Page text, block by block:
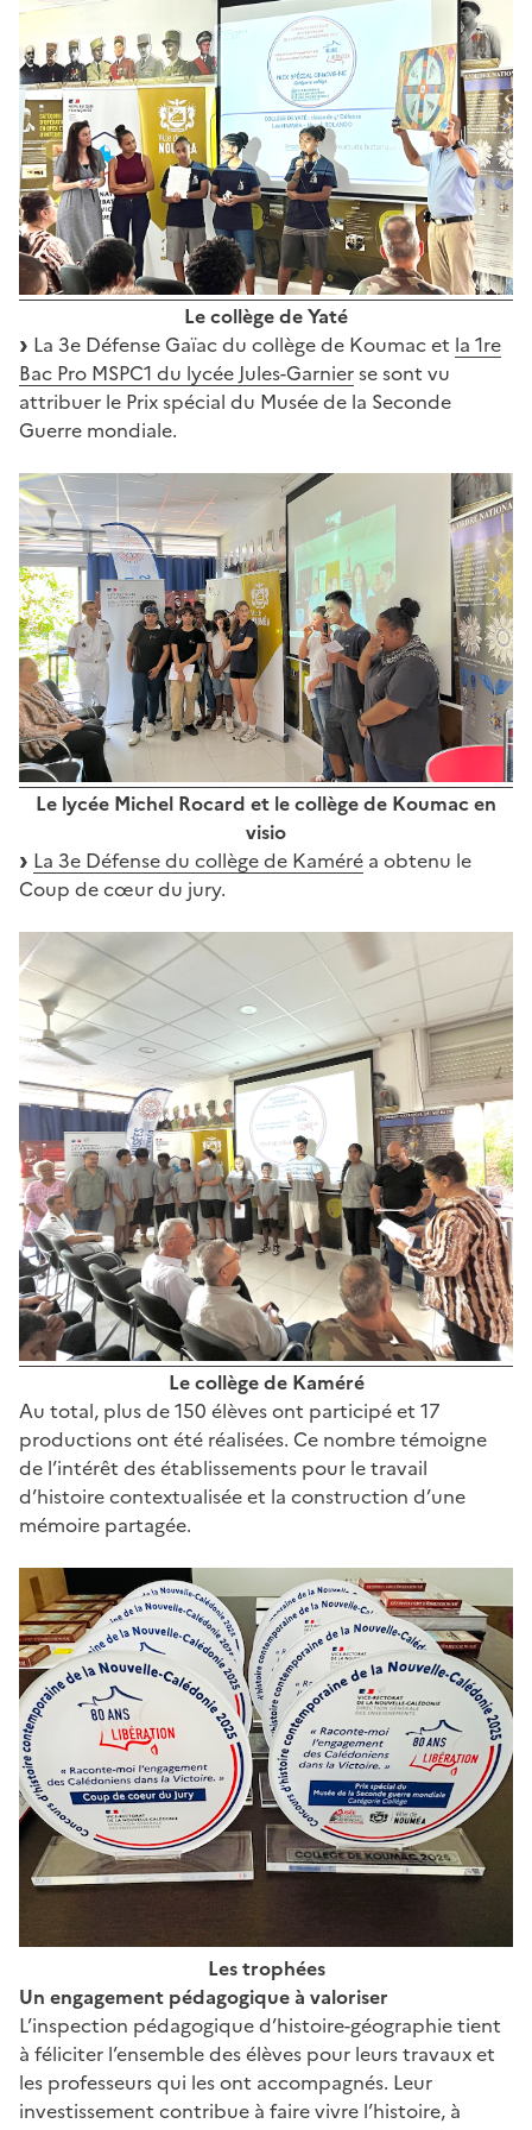
Le collège de Yaté
La 3e Défense Gaïac du collège de Koumac et la 1re
Bac Pro MSPC1 du lycée Jules-Garnierse sont vu
attribuer le Prix spécial du Musée de la Seconde
Guerre mondiale.
Le lycée Michel Rocard et le collège de Koumac en
visio
La 3e Défense du collège de Kaméré a obtenu le
Coup de cœur du jury.
Le collège de Kaméré
Au total, plus de 150 élèves ont participé et 17
productions ont été réalisées. Ce nombre témoigne
de l’intérêt des établissements pour le travail
d’histoire contextualisée et la construction d’une
mémoire partagée.
Les trophées
Un engagement pédagogique à valoriser
L’inspection pédagogique d’histoire-géographie tient
à féliciter l’ensemble des élèves pour leurs travaux et
les professeurs qui les ont accompagnés. Leur
investissement contribue à faire vivre l’histoire, à